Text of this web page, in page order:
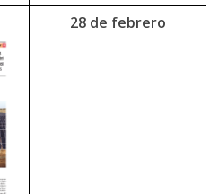
28 de febrero